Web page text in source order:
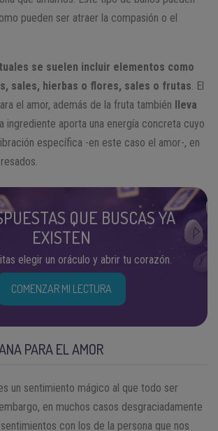
pueden ser atraer la compasión o el
se suelen incluir elementos como
sales, hierbas o flores, sales o frutas. El
el amor, además de la fruta también lleva
ingrediente aporta una energía concreta cuyo
específica -en este caso el amor-, en
QUE BUSCAS YA
EXISTEN
elegir un oráculo y abrir tu corazón.
COMENZAR MI LECTURA
PARA EL AMOR
un sentimiento mágico al que todo ser
en muchos casos desgraciadamente
con los de la persona que nos